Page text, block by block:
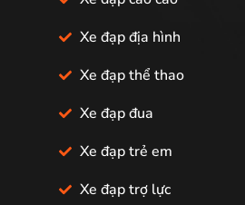
Xe đạp địa hình
Xe đạp thể thao
Xe đạp đua
Xe đạp trẻ em
Xe đạp trợ lực